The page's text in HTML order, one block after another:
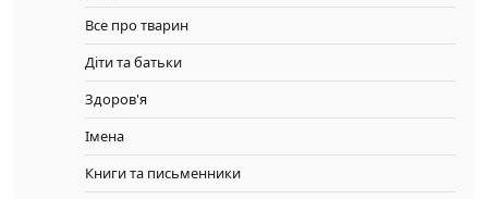
Все про тварин
Діти та батьки
Здоров'я
Імена
Книги та письменники